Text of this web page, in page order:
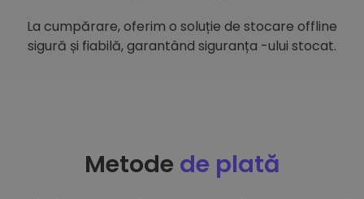
La cumpărare, oferim o soluție de stocare offline
sigură și fiabilă, garantând siguranța -ului stocat.
Metode de plată